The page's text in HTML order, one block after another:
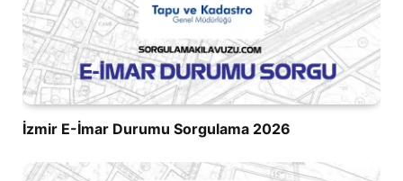
İzmir E-İmar Durumu Sorgulama 2026